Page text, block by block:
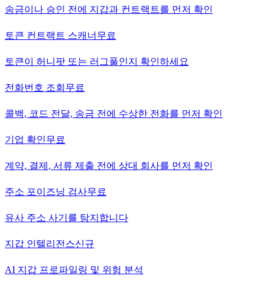
송금이나 승인 전에 지갑과 컨트랙트를 먼저 확인
토큰 컨트랙트 스캐너 무료
토큰이 허니팟 또는 러그풀인지 확인하세요
전화번호 조회 무료
콜백, 코드 전달, 송금 전에 수상한 전화를 먼저 확인
기업 확인무료
계약, 결제, 서류 제출 전에 상대 회사를 먼저 확인
주소 포이즈닝 검사무료
유사 주소 사기를 탐지합니다
지갑 인텔리전스신규
AI 지갑 프로파일링 및 위험 분석